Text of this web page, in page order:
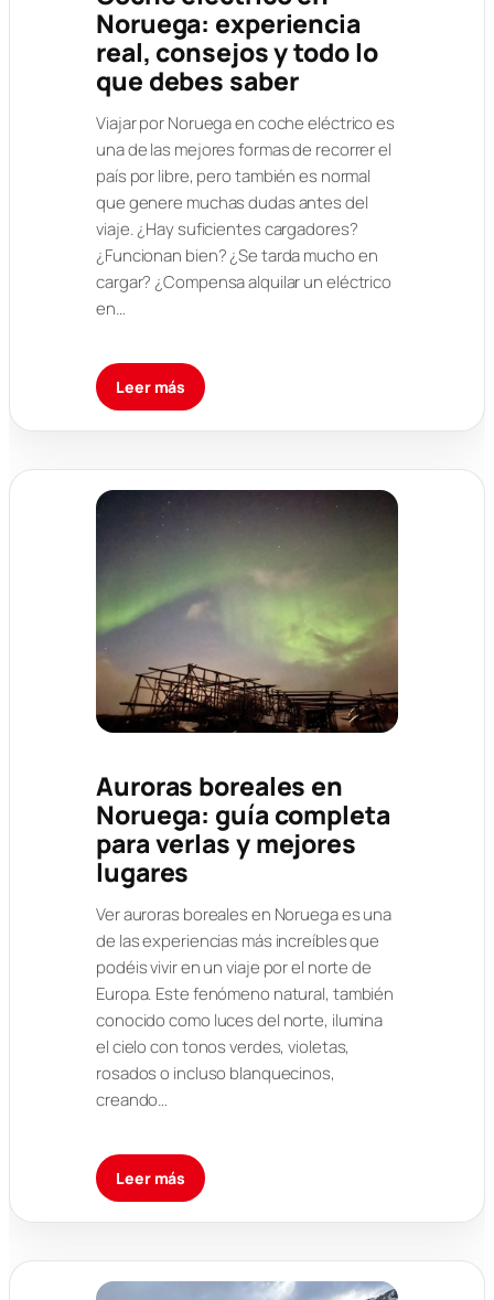
Noruega: experiencia
real, consejos y todo lo
que debes saber
Viajar por Noruega en coche eléctrico es
una de las mejores formas de recorrer el
país por libre, pero también es normal
que genere muchas dudas antes del
viaje. ¿Hay suficientes cargadores?
¿Funcionan bien? ¿Se tarda mucho en
cargar? ¿Compensa alquilar un eléctrico
en…
Leer más
Auroras boreales en
Noruega: guía completa
para verlas y mejores
lugares
Ver auroras boreales en Noruega es una
de las experiencias más increíbles que
podéis vivir en un viaje por el norte de
Europa. Este fenómeno natural, también
conocido como luces del norte, ilumina
el cielo con tonos verdes, violetas,
rosados o incluso blanquecinos,
creando…
Leer más